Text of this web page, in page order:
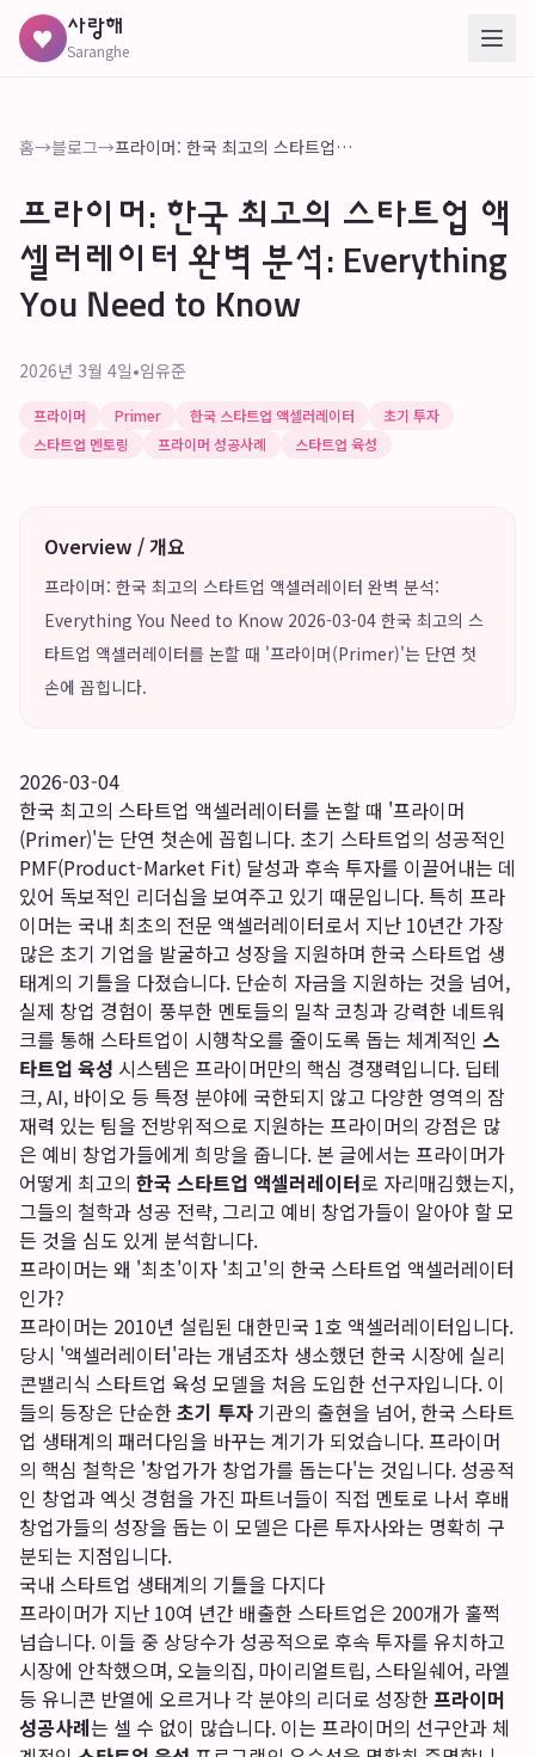
♥ 사랑해
Saranghe
홈→블로그→ 프라이머: 한국 최고의 스타트업 액셀러레이터 완벽 분석: Everything You Need to Know
프라이머: 한국 최고의 스타트업 액
셀러레이터 완벽 분석: Everything
You Need to Know
2026년 3월 4일•임유준
프라이머 Primer 한국 스타트업 액셀러레이터
초기 투자
스타트업 멘토링
프라이머 성공사례 스타트업 육성
Overview / 개요
프라이머: 한국 최고의 스타트업 액셀러레이터 완벽 분석:
Everything You Need to Know 2026-03-04 한국 최고의 스
타트업 액셀러레이터를 논할 때 '프라이머(Primer)'는 단연 첫
손에 꼽힙니다.
2026-03-04
한국 최고의 스타트업 액셀러레이터를 논할 때 '프라이머
(Primer)'는 단연 첫손에 꼽힙니다. 초기 스타트업의 성공적인
PMF(Product-Market Fit) 달성과 후속 투자를 이끌어내는 데
있어 독보적인 리더십을 보여주고 있기 때문입니다. 특히 프라
이머는 국내 최초의 전문 액셀러레이터로서 지난 10년간 가장
많은 초기 기업을 발굴하고 성장을 지원하며 한국 스타트업 생
태계의 기틀을 다졌습니다. 단순히 자금을 지원하는 것을 넘어,
실제 창업 경험이 풍부한 멘토들의 밀착 코칭과 강력한 네트워
크를 통해 스타트업이 시행착오를 줄이도록 돕는 체계적인 스
타트업 육성 시스템은 프라이머만의 핵심 경쟁력입니다. 딥테
크, AI, 바이오 등 특정 분야에 국한되지 않고 다양한 영역의 잠
재력 있는 팀을 전방위적으로 지원하는 프라이머의 강점은 많
은 예비 창업가들에게 희망을 줍니다. 본 글에서는 프라이머가
어떻게 최고의 한국 스타트업 액셀러레이터로 자리매김했는지,
그들의 철학과 성공 전략, 그리고 예비 창업가들이 알아야 할 모
든 것을 심도 있게 분석합니다.
프라이머는 왜 '최초'이자 '최고'의 한국 스타트업 액셀러레이터
인가?
프라이머는 2010년 설립된 대한민국 1호 액셀러레이터입니다.
당시 '액셀러레이터'라는 개념조차 생소했던 한국 시장에 실리
콘밸리식 스타트업 육성 모델을 처음 도입한 선구자입니다. 이
들의 등장은 단순한초기 투자 기관의 출현을 넘어, 한국 스타트
업 생태계의 패러다임을 바꾸는 계기가 되었습니다. 프라이머
의 핵심 철학은 '창업가가 창업가를 돕는다'는 것입니다. 성공적
인 창업과 엑싯 경험을 가진 파트너들이 직접 멘토로 나서 후배
창업가들의 성장을 돕는 이 모델은 다른 투자사와는 명확히 구
분되는 지점입니다.
국내 스타트업 생태계의 기틀을 다지다
프라이머가 지난 10여 년간 배출한 스타트업은 200개가 훌쩍
넘습니다. 이들 중 상당수가 성공적으로 후속 투자를 유치하고
시장에 안착했으며, 오늘의집, 마이리얼트립, 스타일쉐어, 라엘
등 유니콘 반열에 오르거나 각 분야의 리더로 성장한프라이머
성공사례는 셀 수 없이 많습니다. 이는 프라이머의 선구안과 체